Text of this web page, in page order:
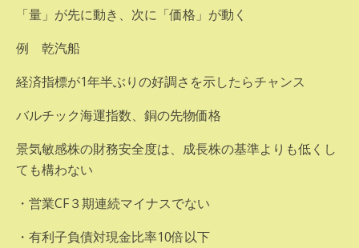
「量」が先に動き、次に「価格」が動く
例 乾汽船
経済指標が1年半ぶりの好調さを示したらチャンス
バルチック海運指数、銅の先物価格
景気敏感株の財務安全度は、成長株の基準よりも低くし
ても構わない
・営業CF３期連続マイナスでない
・有利子負債対現金比率10倍以下